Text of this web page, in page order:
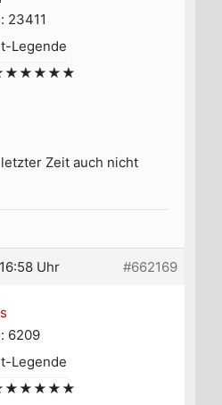
23411
Legende
Zeit auch nicht
Uhr #662169
6209
Legende